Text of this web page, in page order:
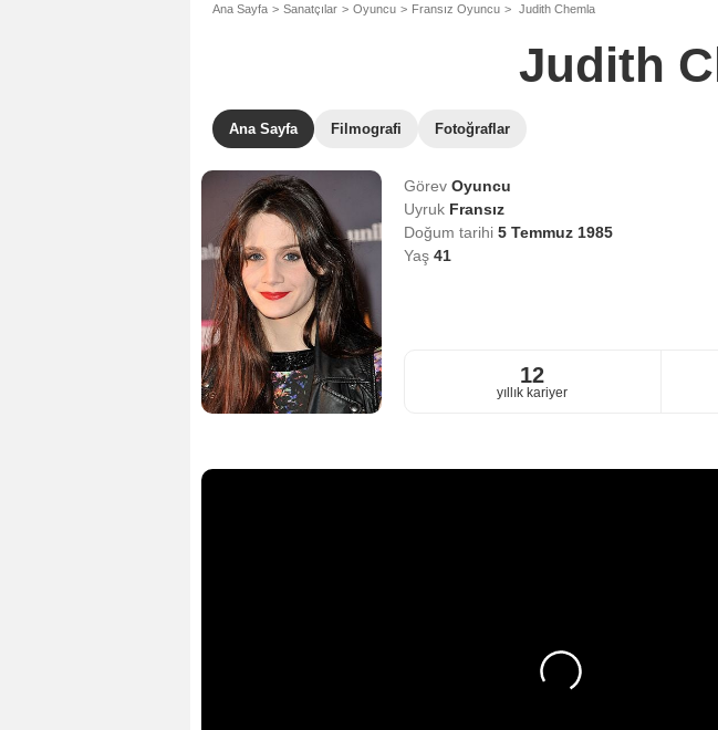
Ana Sayfa Sanatçılar Oyuncu Fransız Oyuncu Judith Chemla
Judith
Ana Sayfa Filmografi Fotoğraflar
Görev Oyuncu
Uyruk Fransız
Doğum tarihi 5 Temmuz 1985
Yaş 41
12
yıllık kariyer